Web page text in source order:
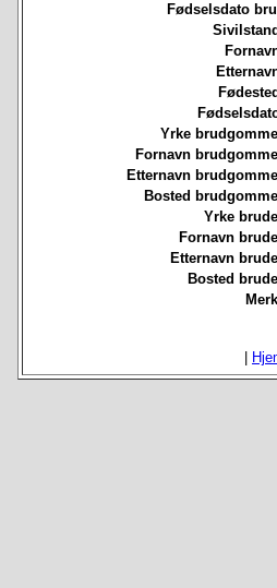
Fødselsdato
Yrke
Fornavn
Etternavn
Bosted
Yrke
Fornavn
Etternavn
Bosted